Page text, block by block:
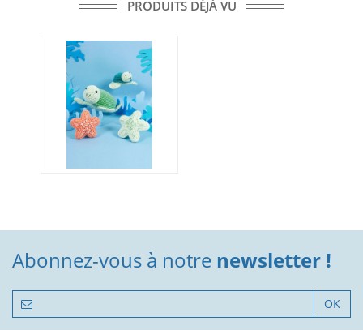
PRODUITS DÉJÀ VU
Abonnez-vous à notre newsletter !
OK